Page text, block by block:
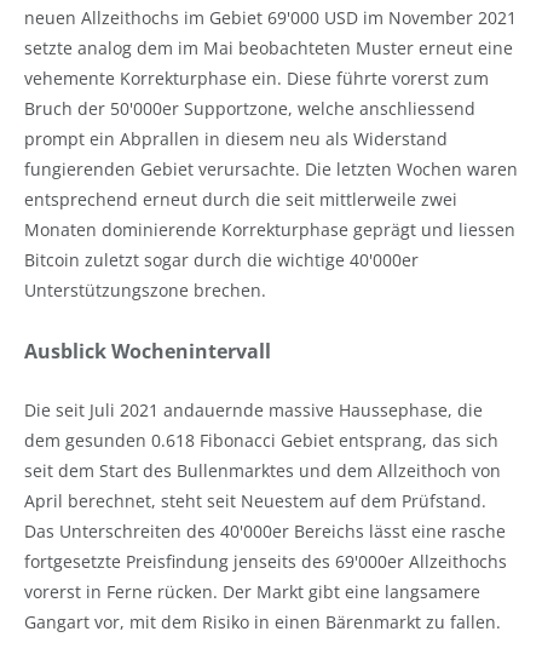
neuen Allzeithochs im Gebiet 69'000 USD im November 2021
setzte analog dem im Mai beobachteten Muster erneut eine
vehemente Korrekturphase ein. Diese führte vorerst zum
Bruch der 50'000er Supportzone, welche anschliessend
prompt ein Abprallen in diesem neu als Widerstand
fungierenden Gebiet verursachte. Die letzten Wochen waren
entsprechend erneut durch die seit mittlerweile zwei
Monaten dominierende Korrekturphase geprägt und liessen
Bitcoin zuletzt sogar durch die wichtige 40'000er
Unterstützungszone brechen.
Ausblick Wochenintervall
Die seit Juli 2021 andauernde massive Haussephase, die
dem gesunden 0.618 Fibonacci Gebiet entsprang, das sich
seit dem Start des Bullenmarktes und dem Allzeithoch von
April berechnet, steht seit Neuestem auf dem Prüfstand.
Das Unterschreiten des 40'000er Bereichs lässt eine rasche
fortgesetzte Preisfindung jenseits des 69'000er Allzeithochs
vorerst in Ferne rücken. Der Markt gibt eine langsamere
Gangart vor, mit dem Risiko in einen Bärenmarkt zu fallen.